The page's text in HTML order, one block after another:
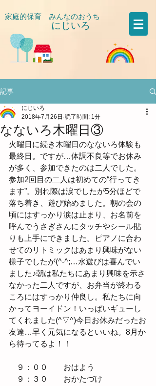
家庭的保育 みんなのおうち
にじいろ
記事
なないろ木曜日③
にじいろ
2018年7月26日 読了時間: 1分
火曜日に続き木曜日のなないろ体験も
最終日。ですが…体調不良等でお休み
が多く、参加できたのは二人でした。
参加2回目の二人は初めての“行ってき
ます”。別れ際は涙でしたが5分ほどで
落ち着き、遊び始めました。朝の会の
頃にはすっかり涙は止まり、お名前を
呼んでうさぎさんにタッチやシール貼
りも上手にできました。ピアノに合わ
せてのリトミックはあまり興味がない
様子でしたが(^-^;…水遊びは喜んでい
ました♪朝は私たちにあまり興味を示さ
なかった二人ですが、お弁当が終わる
ころにはすっかり仲良し。私たちに向
かってヨーイドン！いっぱいギューし
てくれました(^▽^)今日お休みだったお
友達…早く元気になるといいね。8月か
ら待ってるよ！！
９：００　　おはよう
９：３０　　おかたづけ